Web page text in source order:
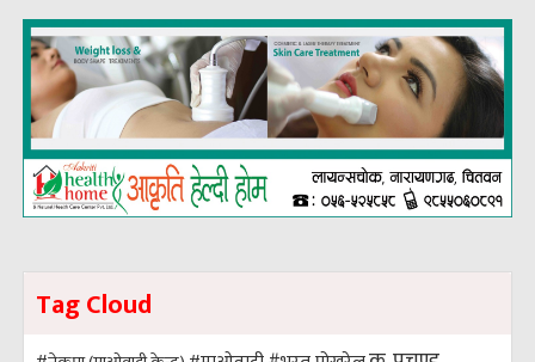
Tag Cloud